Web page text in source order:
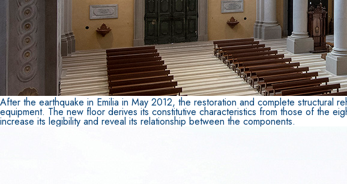
After the earthquake in Emilia in May 2012, the restoration and complete structural
equipment. The new floor derives its constitutive characteristics from those of the
increase its legibility and reveal its relationship between the components.
AQUAZIP ONE PRO
Guaina impermeabilizzante elastica monocomponente polimero
cementizia